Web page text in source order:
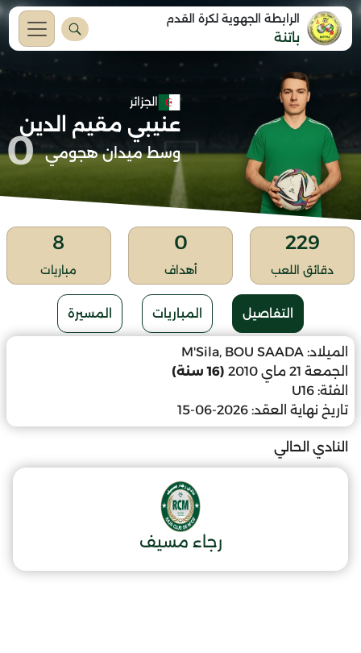
الرابطة الجهوية لكرة القدم
باتنة
الجزائر
عنيبي مقيم الدين
وسط ميدان هجومي 0
229
دقائق اللعب
0
أهداف
8
مباريات
التفاصيل المباريات المسيرة
الميلاد: M'Sila, BOU SAADA
الجمعة 21 ماي 2010
(16 سنة)
الفئة: U16
تاريخ نهاية العقد: 2026-06-15
النادي الحالي
رجاء مسيف